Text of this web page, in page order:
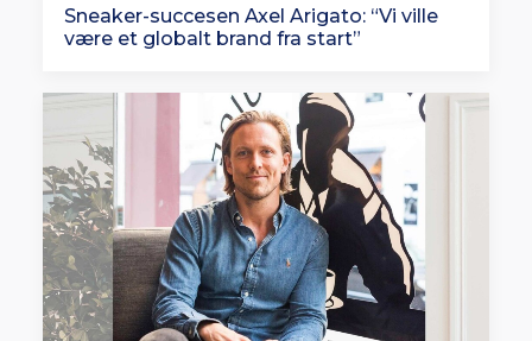
Sneaker-succesen Axel Arigato: “Vi ville
være et globalt brand fra start”